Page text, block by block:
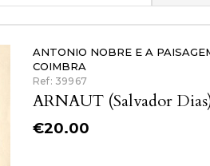
ANTONIO NOBRE E A
COIMBRA
Ref: 39967
ARNAUT (Salvador
€20.00